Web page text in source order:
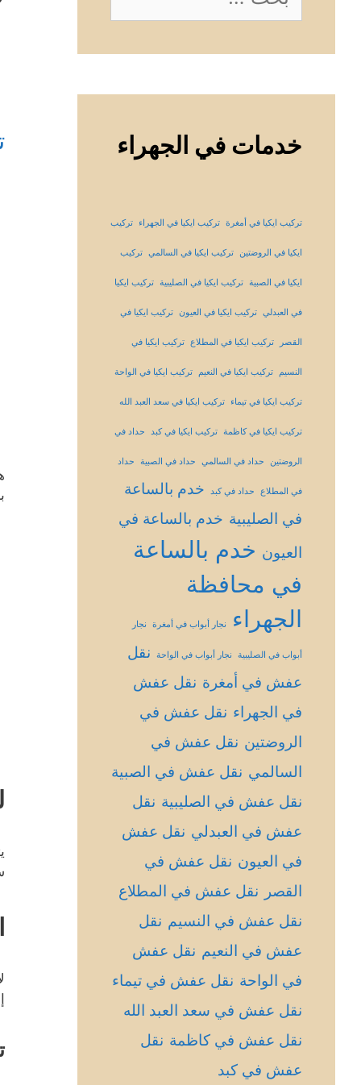
عن:
خدمات في الجهراء
تركيب ايكيا في أمغرة تركيب ايكيا في الجهراء تركيب
ايكيا في الروضتين تركيب ايكيا في السالمي تركيب
ايكيا في الصبية تركيب ايكيا في الصليبية تركيب ايكيا
في العبدلي تركيب ايكيا في العيون تركيب ايكيا في
القصر تركيب ايكيا في المطلاع تركيب ايكيا في
النسيم تركيب ايكيا في النعيم تركيب ايكيا في الواحة
تركيب ايكيا في تيماء تركيب ايكيا في سعد العبد الله
تركيب ايكيا في كاظمة تركيب ايكيا في كبد حداد في
الروضتين حداد في السالمي حداد في الصبية حداد
في المطلاع حداد في كبد
خدم بالساعة
في الصليبية خدم بالساعة في
العيون خدم بالساعة
في محافظة
الجهراء
نجار أبواب في أمغرة نجار
أبواب في الصليبية نجار أبواب في الواحة
نقل
عفش في أمغرة نقل عفش
في الجهراء نقل عفش في
الروضتين نقل عفش في
السالمي نقل عفش في الصبية
نقل عفش في الصليبية نقل
عفش في العبدلي نقل عفش
في العيون نقل عفش في
القصر
نقل عفش في المطلاع
نقل عفش في النسيم نقل
عفش في النعيم نقل عفش
في الواحة نقل عفش في تيماء
نقل عفش في سعد العبد الله
نقل عفش في كاظمة نقل
عفش في كبد